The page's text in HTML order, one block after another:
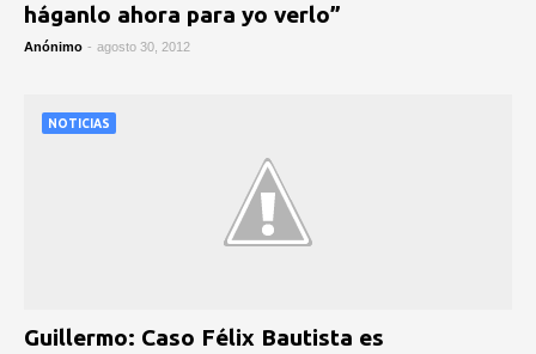
háganlo ahora para yo verlo”
Anónimo - agosto 30, 2012
NOTICIAS
Guillermo: Caso Félix Bautista es